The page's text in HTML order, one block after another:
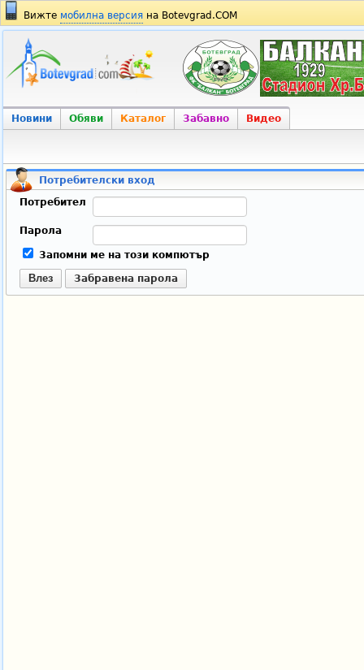
Вижте мобилна версия на Botevgrad.COM
Новини Обяви Каталог Забавно Видео
Потребителски вход
Потребител
Парола
Запомни ме на този компютър
Влез Забравена парола